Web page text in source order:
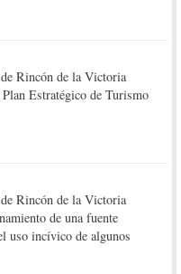
Rincón de la Victoria
Plan Estratégico de Turismo
Rincón de la Victoria
de una fuente
uso incívico de algunos